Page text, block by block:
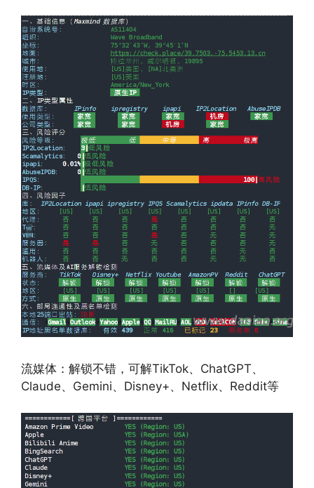
流媒体：解锁不错，可解TikTok、ChatGPT、
Claude、Gemini、Disney+、Netflix、Reddit等